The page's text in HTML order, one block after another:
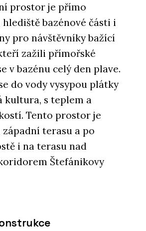
prostor je přímo
hlediště bazénové části i
pro návštěvníky bažící
zažili přímořské
v bazénu celý den plave.
do vody vysypou plátky
kultura, s teplem a
Tento prostor je
západní terasu a po
i na terasu nad
Štefánikovy